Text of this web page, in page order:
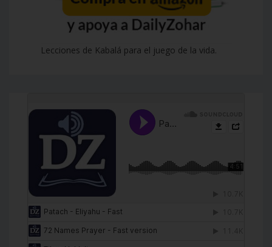
Lecciones de Kabalá para el juego de la vida.